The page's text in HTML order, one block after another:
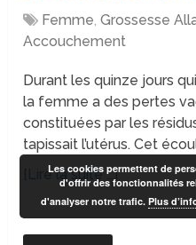
Femme,Grossesse
Accouchement
Durant les quinze jours
la femme a des pertes
constituées par les
tapissait l’utérus. Cet
[Lire la suite ...]
Les cookies permettent de
d'offrir des fonctionnalités
d'analyser notre trafic.Plus